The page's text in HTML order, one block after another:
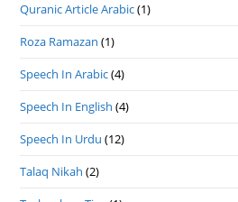
Quranic Article Arabic(1)
Roza Ramazan (1)
Speech In Arabic(4)
Speech In English (4)
Speech In Urdu (12)
Talaq Nikah (2)